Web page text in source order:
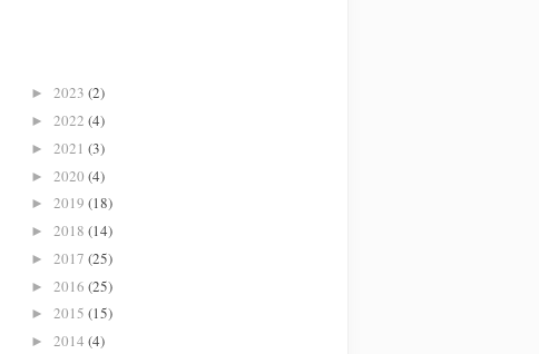
► 2023 (2)
► 2022 (4)
► 2021 (3)
► 2020 (4)
► 2019 (18)
► 2018 (14)
► 2017 (25)
► 2016 (25)
► 2015 (15)
► 2014 (4)